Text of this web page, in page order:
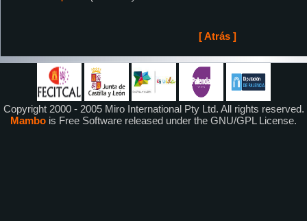
[ Atrás ]
Copyright 2000 - 2005 Miro International Pty Ltd. All rights reserved.
Mambo is Free Software released under the GNU/GPL License.